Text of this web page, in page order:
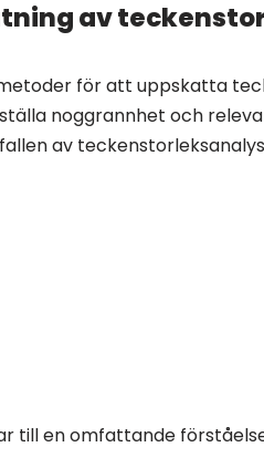
av
för att uppskatta
noggrannhet och
av
till en omfattande